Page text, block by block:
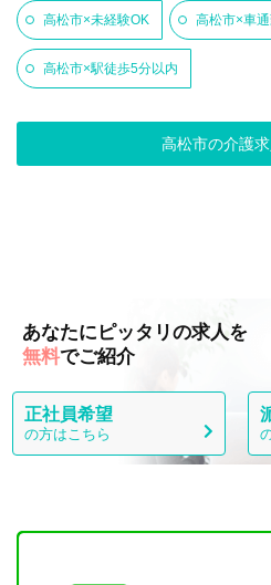
高松市×未経験OK 高松市×車
高松市×駅徒歩5分以内
高松市の介護
あなたにピッタリの求人を
無料でご紹介
正社員希望
の方はこちら